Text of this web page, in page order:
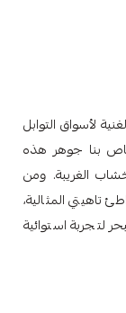
لأسواق التوابل
بنا جوهر هذه
الغريبة. ومن
تاهيتي المثالية،
لتجربة استوائية